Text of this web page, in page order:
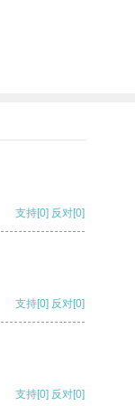
支持[0] 反对[0]
支持[0] 反对[0]
支持[0] 反对[0]